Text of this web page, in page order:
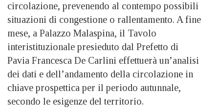
circolazione, prevenendo al contempo possibili
situazioni di congestione o rallentamento. A fine
mese, a Palazzo Malaspina, il Tavolo
interistituzionale presieduto dal Prefetto di
Pavia Francesca De Carlini effettuerà un’analisi
dei dati e dell’andamento della circolazione in
chiave prospettica per il periodo autunnale,
secondo le esigenze del territorio.